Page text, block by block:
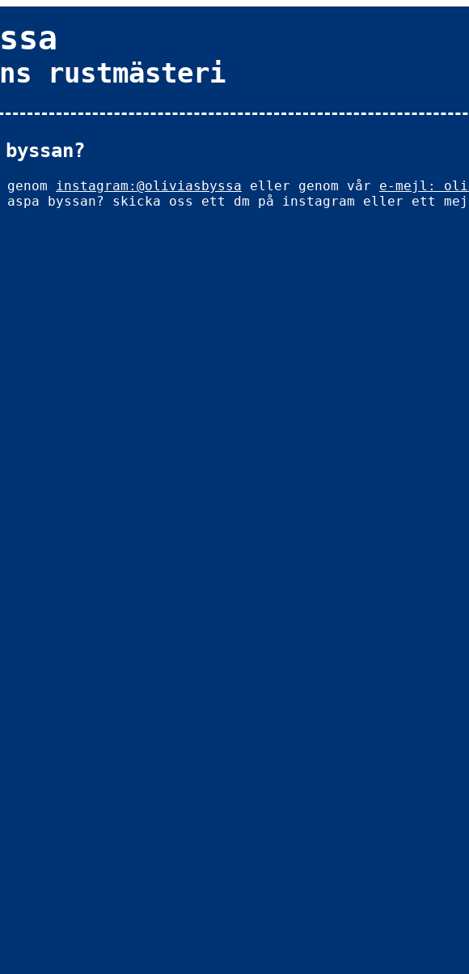
rustmästeri
instagram:@oliviasbyssa eller genom vår e-mejl:
byssan? skicka oss ett dm på instagram eller ett